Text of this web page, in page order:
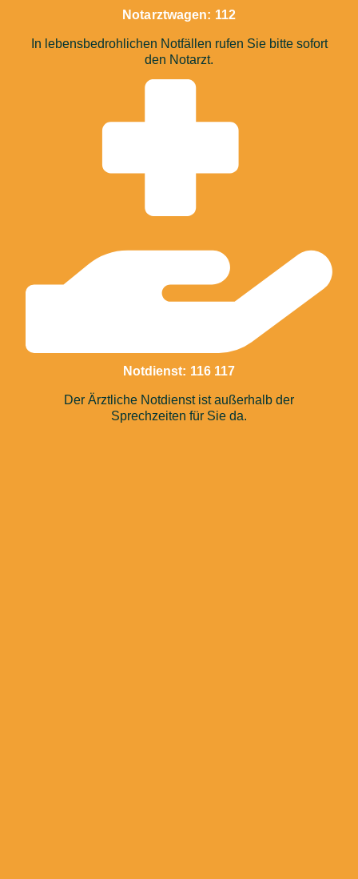
Notarztwagen: 112
In lebensbedrohlichen Notfällen rufen Sie bitte sofort
den Notarzt.
Notdienst: 116 117
Der Ärztliche Notdienst ist außerhalb der
Sprechzeiten für Sie da.